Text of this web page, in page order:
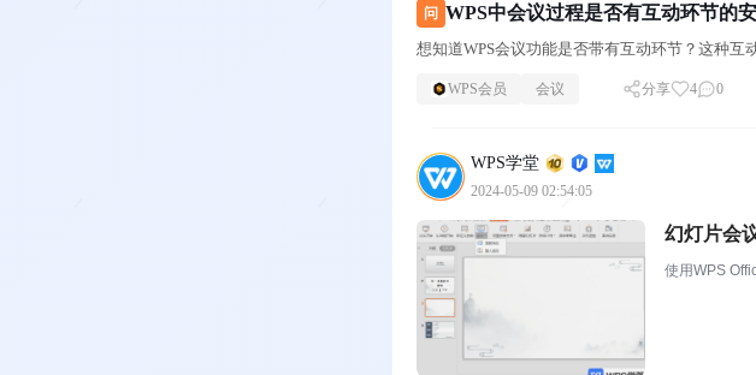
问 WPS中会议过程是否有互动环节的
想知道WPS会议功能是否带有互动环节？这种互
WPS会员 会议 分享 4 0
WPS学堂
2024-05-09 02:54:05
幻灯片会
使用WPS